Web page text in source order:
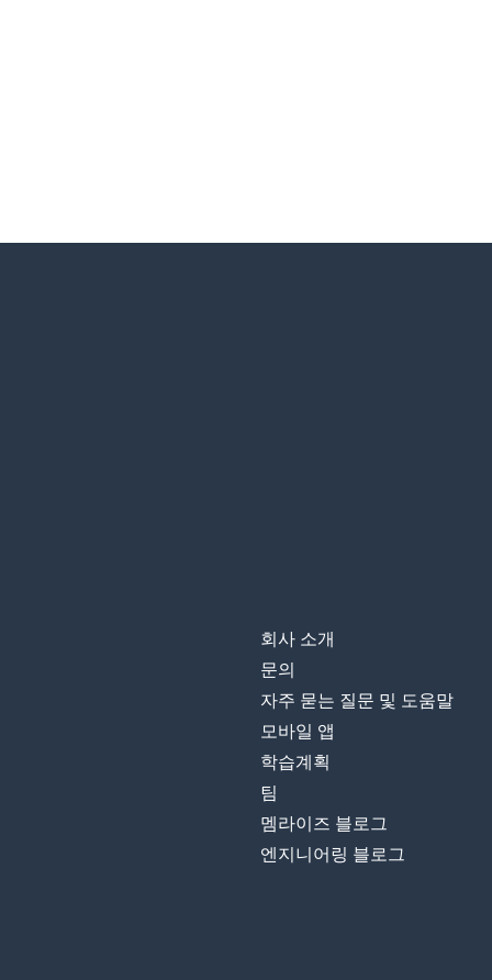
회사 소개
문의
자주 묻는 질문 및 도움말
모바일 앱
학습계획
팀
멤라이즈 블로그
엔지니어링 블로그